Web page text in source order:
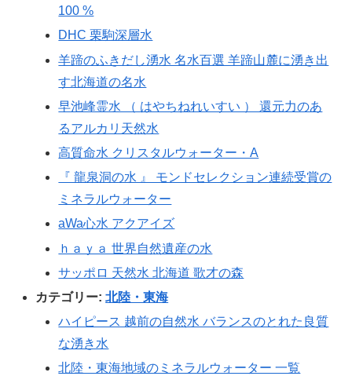
100 %
DHC 栗駒深層水
羊蹄のふきだし湧水 名水百選 羊蹄山麓に湧き出
す北海道の名水
早池峰霊水 （ はやちねれいすい ） 還元力のあ
るアルカリ天然水
高質命水 クリスタルウォーター・A
『 龍泉洞の水 』 モンドセレクション連続受賞の
ミネラルウォーター
aWa心水 アクアイズ
ｈａｙａ 世界自然遺産の水
サッポロ 天然水 北海道 歌才の森
カテゴリー:北陸・東海
ハイピース 越前の自然水 バランスのとれた良質
な湧き水
北陸・東海地域のミネラルウォーター 一覧